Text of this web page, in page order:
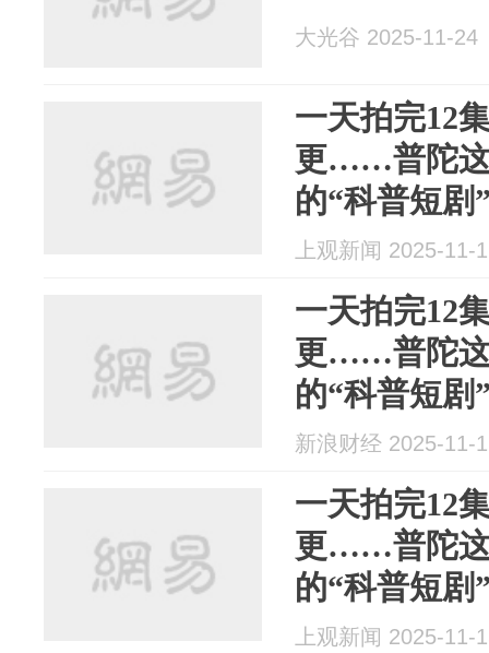
大光谷 2025-11-24
一天拍完12
更……普陀这
的“科普短剧
上观新闻 2025-11-
一天拍完12
更……普陀这
的“科普短剧
新浪财经 2025-11-
一天拍完12
更……普陀这
的“科普短剧
上观新闻 2025-11-